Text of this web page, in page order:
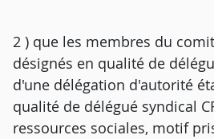
2 ) que les membres du
désignés en qualité de
d'une délégation d'autorité
qualité de délégué syndical
ressources sociales, motif